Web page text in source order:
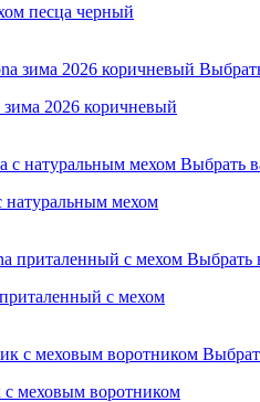
песца черный
2026 коричневый
Выбрать
мехом
Выбрать
с мехом
меховым воротником